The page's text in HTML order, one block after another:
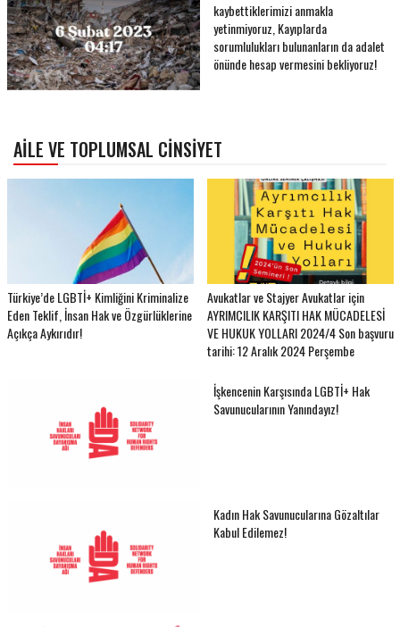
kaybettiklerimizi anmakla
yetinmiyoruz, Kayıplarda
sorumlulukları bulunanların da adalet
önünde hesap vermesini bekliyoruz!
AILE VE TOPLUMSAL CINSIYET
Türkiye’de LGBTİ+ Kimliğini Kriminalize
Eden Teklif, İnsan Hak ve Özgürlüklerine
Açıkça Aykırıdır!
Avukatlar ve Stajyer Avukatlar için
AYRIMCILIK KARŞITI HAK MÜCADELESİ
VE HUKUK YOLLARI 2024/4 Son başvuru
tarihi: 12 Aralık 2024 Perşembe
İşkencenin Karşısında LGBTİ+ Hak
Savunucularının Yanındayız!
Kadın Hak Savunucularına Gözaltılar
Kabul Edilemez!